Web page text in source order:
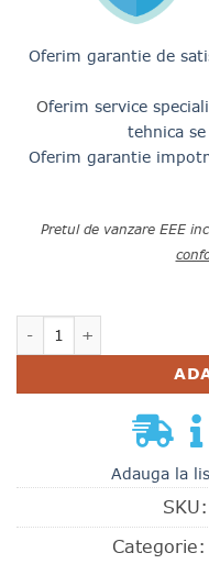
Oferim garantie de
Oferim service
tehnica
Oferim garantie
Pretul de vanzare EEE
Cantitate IONIZATOR
Adauga la
SKU:
Categorie: